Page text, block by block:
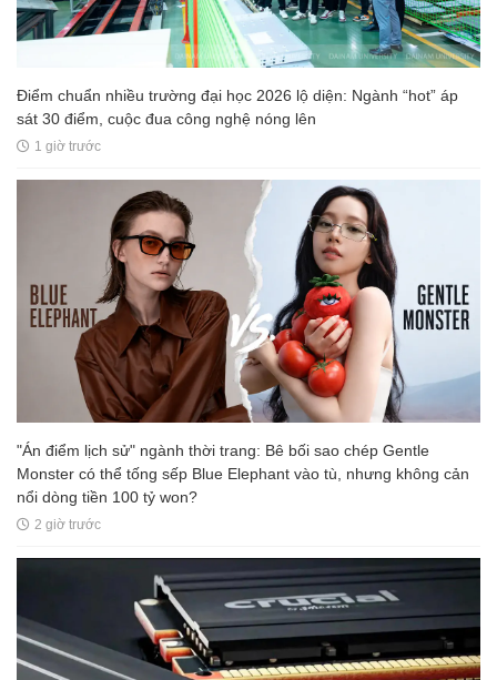
Điểm chuẩn nhiều trường đại học 2026 lộ diện: Ngành “hot” áp
sát 30 điểm, cuộc đua công nghệ nóng lên
1 giờ trước
"Án điểm lịch sử" ngành thời trang: Bê bối sao chép Gentle
Monster có thể tống sếp Blue Elephant vào tù, nhưng không cản
nổi dòng tiền 100 tỷ won?
2 giờ trước